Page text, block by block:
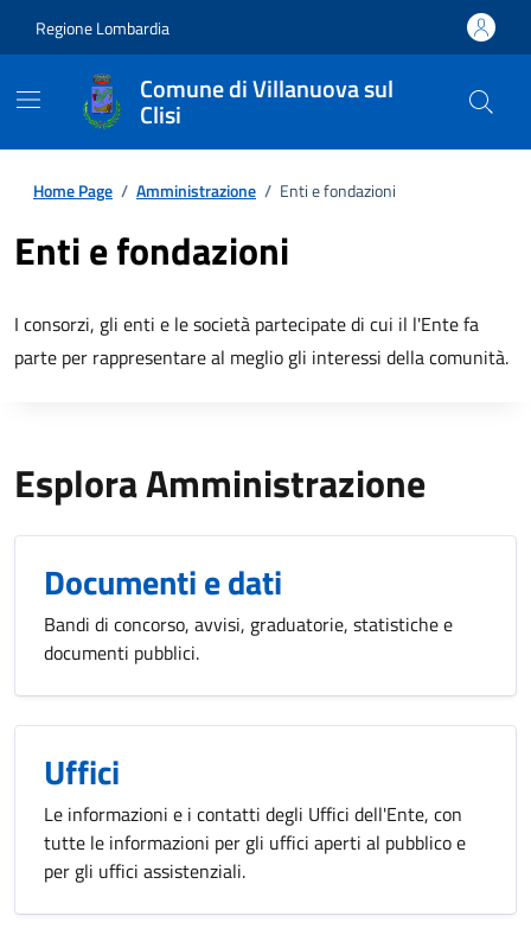
Regione Lombardia
Comune di Villanuova sul
Clisi
Home Page / Amministrazione / Enti e fondazioni
Enti e fondazioni
I consorzi, gli enti e le società partecipate di cui il l'Ente fa
parte per rappresentare al meglio gli interessi della comunità.
Esplora Amministrazione
Documenti e dati
Bandi di concorso, avvisi, graduatorie, statistiche e
documenti pubblici.
Uffici
Le informazioni e i contatti degli Uffici dell'Ente, con
tutte le informazioni per gli uffici aperti al pubblico e
per gli uffici assistenziali.